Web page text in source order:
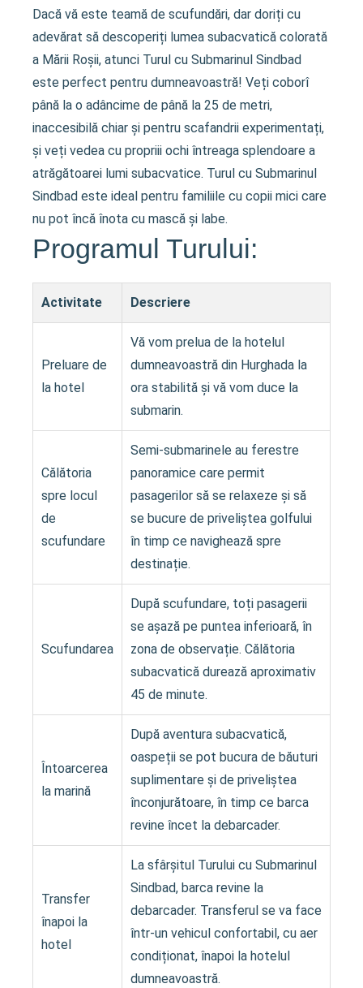
Dacă vă este teamă de scufundări, dar doriți cu
adevărat să descoperiți lumea subacvatică colorată
a Mării Roșii, atunci Turul cu Submarinul Sindbad
este perfect pentru dumneavoastră! Veți coborî
până la o adâncime de până la 25 de metri,
inaccesibilă chiar și pentru scafandrii experimentați,
și veți vedea cu propriii ochi întreaga splendoare a
atrăgătoarei lumi subacvatice. Turul cu Submarinul
Sindbad este ideal pentru familiile cu copii mici care
nu pot încă înota cu mască și labe.
Programul Turului:
Activitate Descriere
Preluare de
la hotel
Vă vom prelua de la hotelul
dumneavoastră din Hurghada la
ora stabilită și vă vom duce la
submarin.
Călătoria
spre locul
de
scufundare
Semi-submarinele au ferestre
panoramice care permit
pasagerilor să se relaxeze și să
se bucure de priveliștea golfului
în timp ce navighează spre
destinație.
Scufundarea
După scufundare, toți pasagerii
se așază pe puntea inferioară, în
zona de observație. Călătoria
subacvatică durează aproximativ
45 de minute.
Întoarcerea
la marină
După aventura subacvatică,
oaspeții se pot bucura de băuturi
suplimentare și de priveliștea
înconjurătoare, în timp ce barca
revine încet la debarcader.
Transfer
înapoi la
hotel
La sfârșitul Turului cu Submarinul
Sindbad, barca revine la
debarcader. Transferul se va face
într-un vehicul confortabil, cu aer
condiționat, înapoi la hotelul
dumneavoastră.